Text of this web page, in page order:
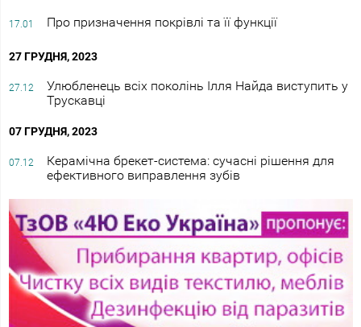
17.01 Про призначення покрівлі та її функції
27 ГРУДНЯ, 2023
27.12
Улюбленець всіх поколінь Ілля Найда виступить у
Трускавці
07 ГРУДНЯ, 2023
07.12
Керамічна брекет-система: сучасні рішення для
ефективного виправлення зубів